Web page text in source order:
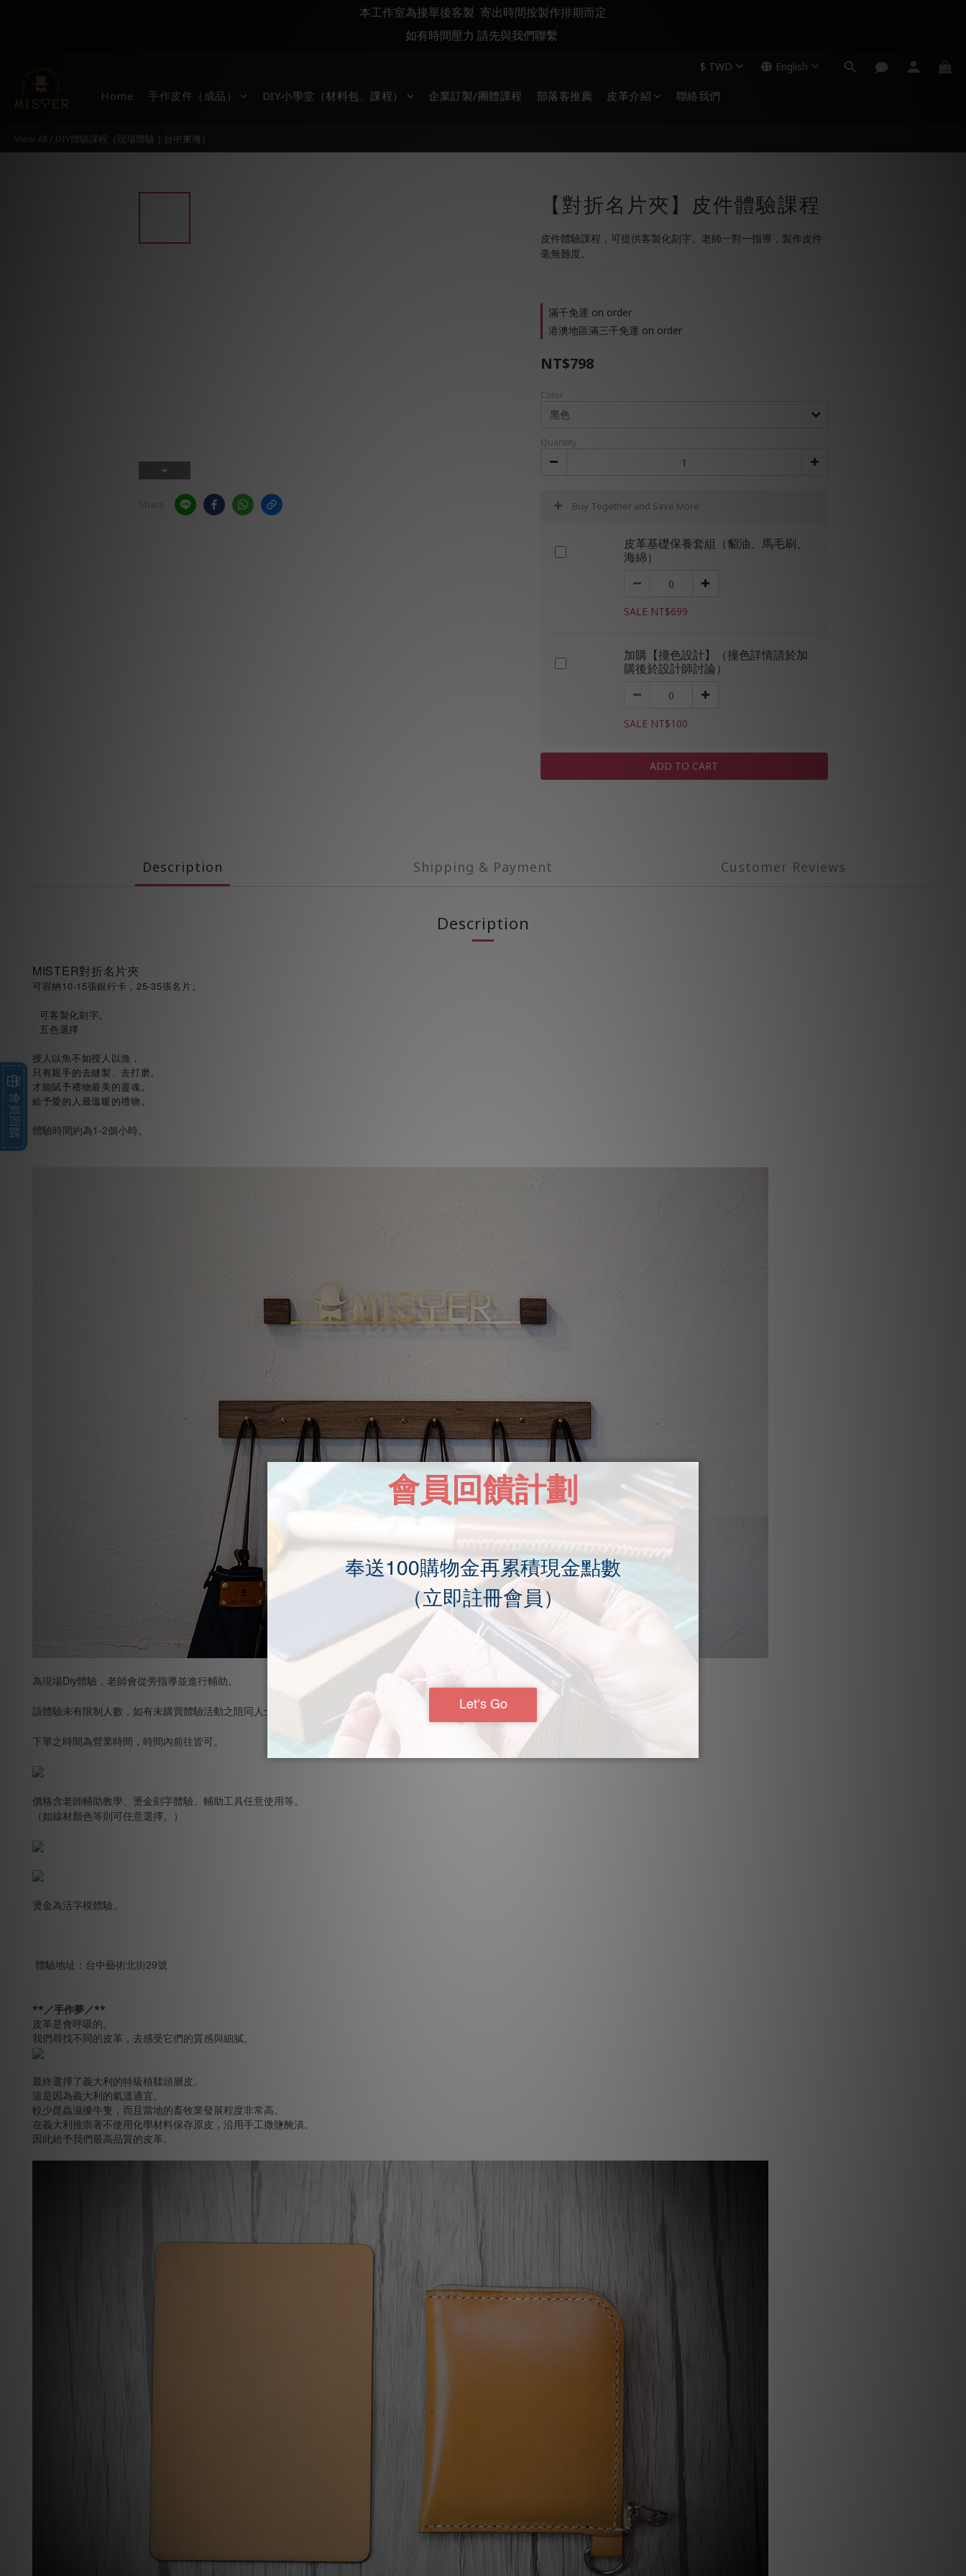
Home 手作皮件（成品） DIY小學堂（材料包、課程） 企業訂製/團體課程 部落客推薦 皮革介紹 聯絡我們
$ TWD English
View All / DIY體驗課程（現場體驗｜台中東海）
【對折名片夾】皮件體驗課程
皮件體驗課程，可提供客製化刻字。老師一對一指導，製作皮件
毫無難度。
滿千免運 on order
港澳地區滿三千免運 on order
NT$798
Color
Quantity
Buy Together and Save More
皮革基礎保養套組（貂油、馬毛刷、
海綿）
SALE NT$699
加購【撞色設計】（撞色詳情請於加
購後於設計師討論）
SALE NT$100
ADD TO CART
Description Shipping & Payment Customer Reviews
Description
MISTER對折名片夾
可容納10-15張銀行卡，25-35張名片。
· 可客製化刻字。
· 五色選擇
授人以魚不如授人以漁，
只有親手的去縫製、去打磨。
才能賦予禮物最美的靈魂。
給予愛的人最溫暖的禮物。
體驗時間約為1-2個小時。
為現場Diy體驗，老師會從旁指導並進行輔助。
該體驗未有限制人數，如有未購買體驗活動之陪同人士只需場地費一百即可，非常適合情侶週末休閒娛樂喔。
下單之時間為營業時間，時間內前往皆可。
價格含老師輔助教學、燙金刻字體驗、輔助工具任意使用等。
（如線材顏色等則可任意選擇。）
燙金為活字模體驗。
體驗地址：台中藝術北街29號
**／手作夢／**
皮革是會呼吸的。
我們尋找不同的皮革，去感受它們的質感與細膩。
最終選擇了義大利的特級植鞣頭層皮。
這是因為義大利的氣溫適宜。
較少昆蟲滋擾牛隻，而且當地的畜牧業發展程度非常高。
在義大利推崇著不使用化學材料保存原皮，沿用手工撒鹽醃漬。
因此給予我們最高品質的皮革。
本工作室為接單後客製 寄出時間按製作排期而定
如有時間壓力 請先與我們聯繫
會員回饋